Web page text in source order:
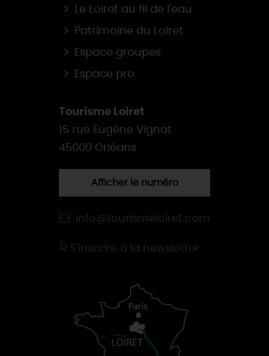
Le Loiret au fil de l'eau
Patrimoine du Loiret
Espace groupes
Espace pro
Tourisme Loiret
15 rue Eugène Vignat
45000 Orléans
Afficher le numéro
info@tourismeloiret.com
S'inscrire à la newsletter